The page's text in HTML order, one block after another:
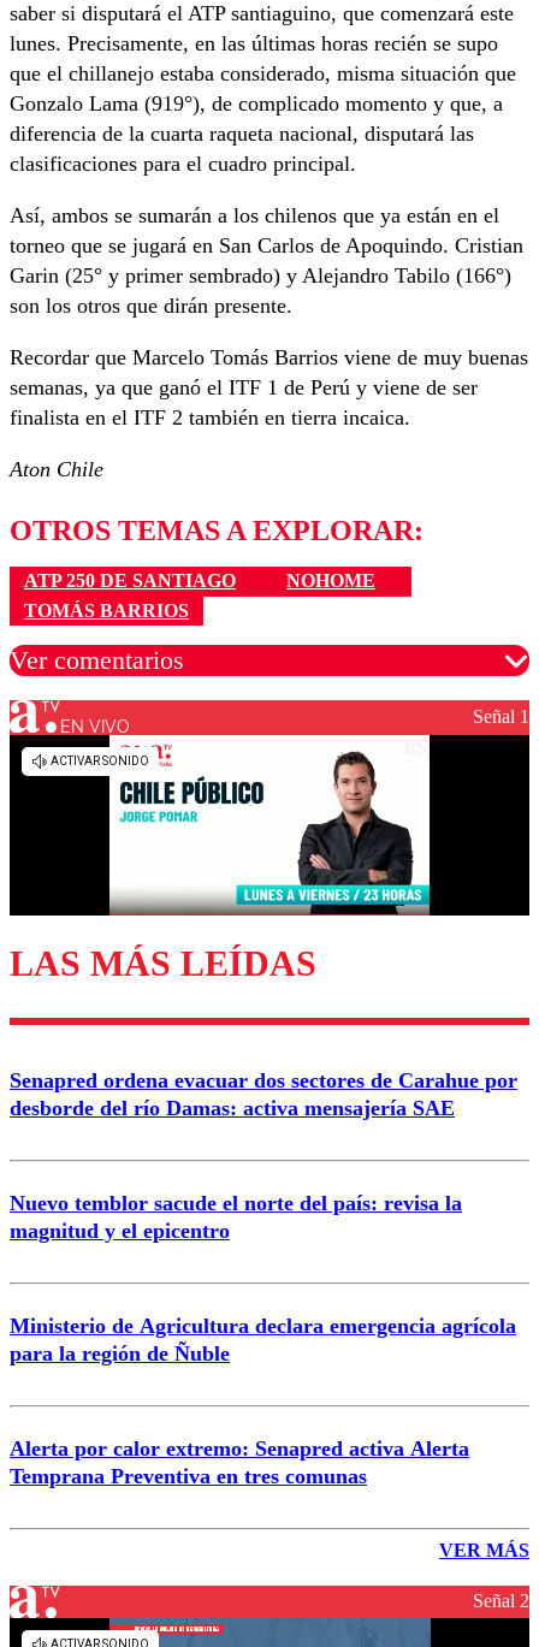
saber si disputará el ATP santiaguino, que comenzará este
lunes. Precisamente, en las últimas horas recién se supo
que el chillanejo estaba considerado, misma situación que
Gonzalo Lama (919°), de complicado momento y que, a
diferencia de la cuarta raqueta nacional, disputará las
clasificaciones para el cuadro principal.
Así, ambos se sumarán a los chilenos que ya están en el
torneo que se jugará en San Carlos de Apoquindo. Cristian
Garin (25° y primer sembrado) y Alejandro Tabilo (166°)
son los otros que dirán presente.
Recordar que Marcelo Tomás Barrios viene de muy buenas
semanas, ya que ganó el ITF 1 de Perú y viene de ser
finalista en el ITF 2 también en tierra incaica.
Aton Chile
OTROS TEMAS A EXPLORAR:
ATP 250 DE SANTIAGO
NOHOME
TOMÁS BARRIOS
Ver comentarios
Los comentarios son moderados para garantizar un
diálogo respetuoso.
Enviar comentario
EN VIVO Señal 1
LAS MÁS LEÍDAS
Senapred ordena evacuar dos sectores de Carahue por
desborde del río Damas: activa mensajería SAE
Nuevo temblor sacude el norte del país: revisa la
magnitud y el epicentro
Ministerio de Agricultura declara emergencia agrícola
para la región de Ñuble
Alerta por calor extremo: Senapred activa Alerta
Temprana Preventiva en tres comunas
VER MÁS
Señal 2